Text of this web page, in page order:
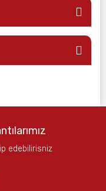
edebilirisniz